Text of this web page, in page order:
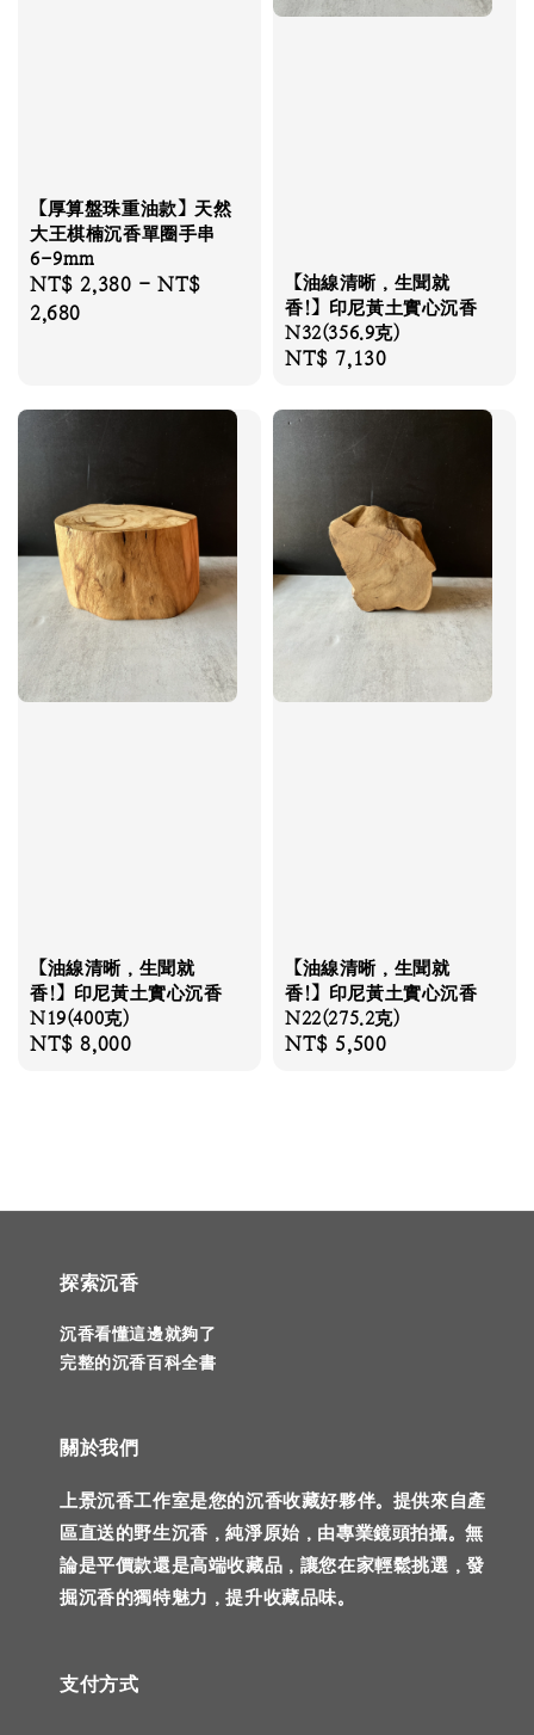
【厚算盤珠重油款】天然
大王棋楠沉香單圈手串
6-9mm
Regular
price
NT$ 2,380 -NT$
2,680
【油線清晰，生聞就
香!】印尼黃土實心沉香
N32(356.9克)
Regular
NT$ 7,130
【油線清晰，生聞就
香!】印尼黃土實心沉香
N19(400克)
Regular
NT$ 8,000
【油線清晰，生聞就
香!】印尼黃土實心沉香
N22(275.2克)
Regular
NT$ 5,500
探索沉香
沉香看懂這邊就夠了
完整的沉香百科全書
關於我們
上景沉香工作室是您的沉香收藏好夥伴。提供來自產
區直送的野生沉香，純淨原始，由專業鏡頭拍攝。無
論是平價款還是高端收藏品，讓您在家輕鬆挑選，發
掘沉香的獨特魅力，提升收藏品味。
支付方式